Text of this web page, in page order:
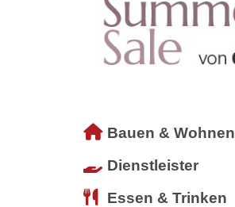
Bauen & Wohnen
Dienstleister
Essen & Trinken